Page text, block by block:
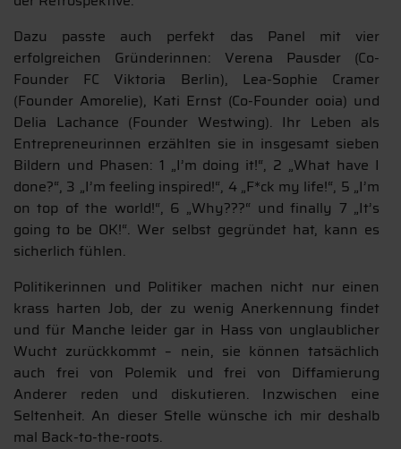
Dazu passte auch perfekt das Panel mit vier
erfolgreichen Gründerinnen: Verena Pausder (Co-
Founder FC Viktoria Berlin), Lea-Sophie Cramer
(Founder Amorelie), Kati Ernst (Co-Founder ooia) und
Delia Lachance (Founder Westwing). Ihr Leben als
Entrepreneurinnen erzählten sie in insgesamt sieben
Bildern und Phasen: 1 „I’m doing it!“, 2 „What have I
done?“, 3 „I’m feeling inspired!“, 4 „F*ck my life!“, 5 „I’m
on top of the world!“, 6 „Why???“ und finally 7 „It’s
going to be OK!“. Wer selbst gegründet hat, kann es
sicherlich fühlen.
Politikerinnen und Politiker machen nicht nur einen
krass harten Job, der zu wenig Anerkennung findet
und für Manche leider gar in Hass von unglaublicher
Wucht zurückkommt – nein, sie können tatsächlich
auch frei von Polemik und frei von Diffamierung
Anderer reden und diskutieren. Inzwischen eine
Seltenheit. An dieser Stelle wünsche ich mir deshalb
mal Back-to-the-roots.